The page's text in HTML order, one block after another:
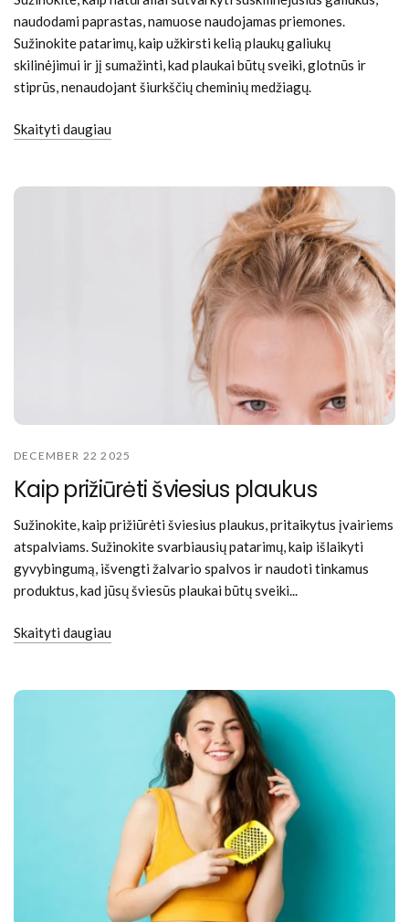
naudodami paprastas, namuose naudojamas priemones.
Sužinokite patarimų, kaip užkirsti kelią plaukų galiukų
skilinėjimui ir jį sumažinti, kad plaukai būtų sveiki, glotnūs ir
stiprūs, nenaudojant šiurkščių cheminių medžiagų.
Skaityti daugiau
DECEMBER 22 2025
Kaip prižiūrėti šviesius plaukus
Sužinokite, kaip prižiūrėti šviesius plaukus, pritaikytus įvairiems
atspalviams. Sužinokite svarbiausių patarimų, kaip išlaikyti
gyvybingumą, išvengti žalvario spalvos ir naudoti tinkamus
produktus, kad jūsų šviesūs plaukai būtų sveiki...
Skaityti daugiau